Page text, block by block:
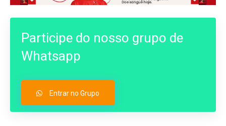
Participe do nosso grupo de
Whatsapp
Entrar no Grupo